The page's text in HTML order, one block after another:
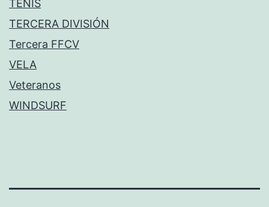
TENIS
TERCERA DIVISIÓN
Tercera FFCV
VELA
Veteranos
WINDSURF